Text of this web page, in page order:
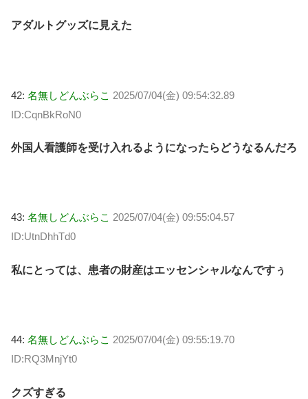
アダルトグッズに見えた
42: 名無しどんぶらこ 2025/07/04(金) 09:54:32.89
ID:CqnBkRoN0
外国人看護師を受け入れるようになったらどうなるんだろ
43: 名無しどんぶらこ 2025/07/04(金) 09:55:04.57
ID:UtnDhhTd0
私にとっては、患者の財産はエッセンシャルなんですぅ
44: 名無しどんぶらこ 2025/07/04(金) 09:55:19.70
ID:RQ3MnjYt0
クズすぎる